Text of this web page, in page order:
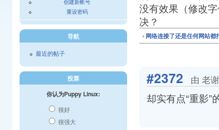
没有效果（修改
决？
‹ 网络连接了还是任何网站都
#2372 由 老
却实有点“重影”
重设密码
导航
最近的帖子
投票
你认为Puppy Linux:
很好
很强大